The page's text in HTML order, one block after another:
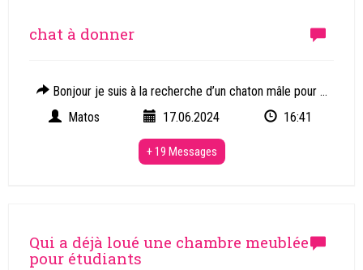
chat à donner
Bonjour je suis à la recherche d’un chaton mâle pour ...
Matos
17.06.2024 16:41
+ 19 Messages
Qui a déjà loué une chambre meublée
pour étudiants